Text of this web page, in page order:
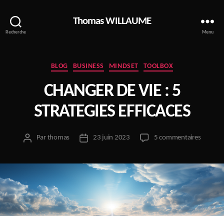
Recherche
Thomas WILLAUME
Menu
Catégories
BLOG BUSINESS MINDSET TOOLBOX
CHANGER DE VIE : 5
STRATEGIES EFFICACES
Auteur
Par thomas
Date23 juin 2023 5 commentairessur
VIE
5